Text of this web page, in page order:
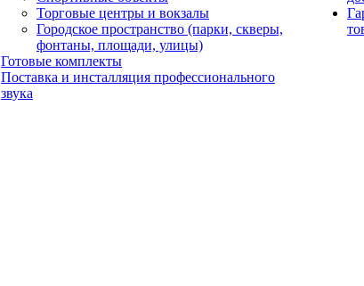
Торговые центры и вокзалы
Городское пространство (парки, скверы,
фонтаны, площади, улицы)
Готовые комплекты
Поставка и инсталляция профессионального
звука